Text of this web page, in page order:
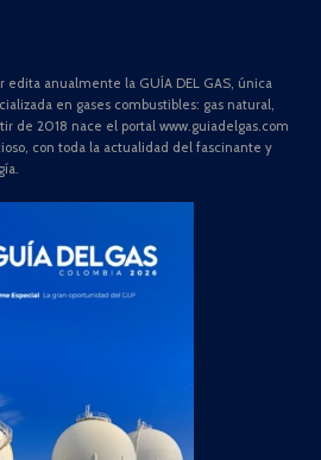
edita anualmente la GUÍA DEL GAS, única
en gases combustibles: gas natural,
de 2018 nace el portal www.guiadelgas.com
con toda la actualidad del fascinante y